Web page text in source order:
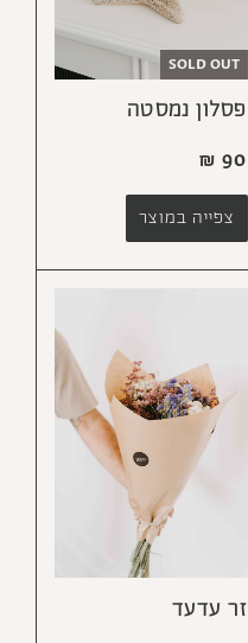
SOLD OUT
פסלון נמסטה
₪ 90
צפייה במוצר
זר עדעד